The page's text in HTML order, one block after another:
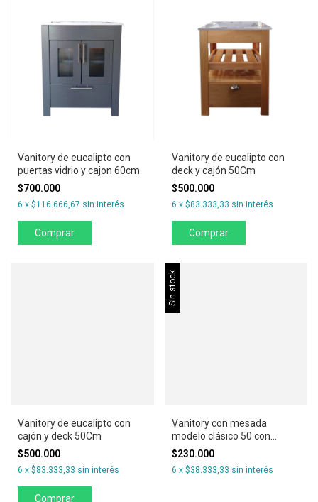
Vanitory de eucalipto con
puertas vidrio y cajon 60cm
$700.000
6 x $116.666,67 sin interés
Comprar
Vanitory de eucalipto con
deck y cajón 50Cm
$500.000
6 x $83.333,33 sin interés
Comprar
Vanitory de eucalipto con
cajón y deck 50Cm
$500.000
6 x $83.333,33 sin interés
Comprar
Sin stock
Vanitory con mesada
modelo clásico 50 con
cajones
$230.000
6 x $38.333,33 sin interés